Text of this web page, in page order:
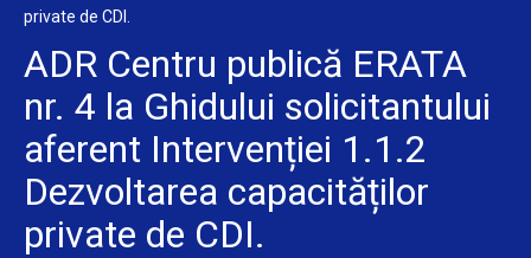
private de CDI.
ADR Centru publică ERATA
nr. 4 la Ghidului solicitantului
aferent Intervenției 1.1.2
Dezvoltarea capacităților
private de CDI.